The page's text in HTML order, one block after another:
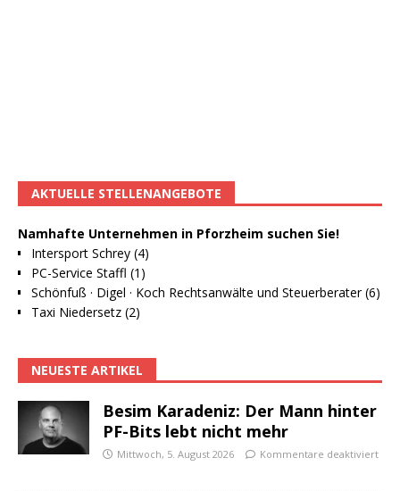
AKTUELLE STELLENANGEBOTE
Namhafte Unternehmen in Pforzheim suchen Sie!
Intersport Schrey (4)
PC-Service Staffl (1)
Schönfuß · Digel · Koch Rechtsanwälte und Steuerberater (6)
Taxi Niedersetz (2)
NEUESTE ARTIKEL
Besim Karadeniz: Der Mann hinter
PF-Bits lebt nicht mehr
Mittwoch, 5. August 2026 Kommentare deaktiviert